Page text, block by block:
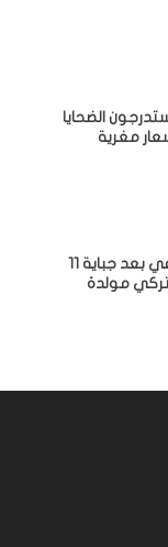
الضحايا
مغرية
مشغل مولدة يختفي بعد جباية 11
مولدة